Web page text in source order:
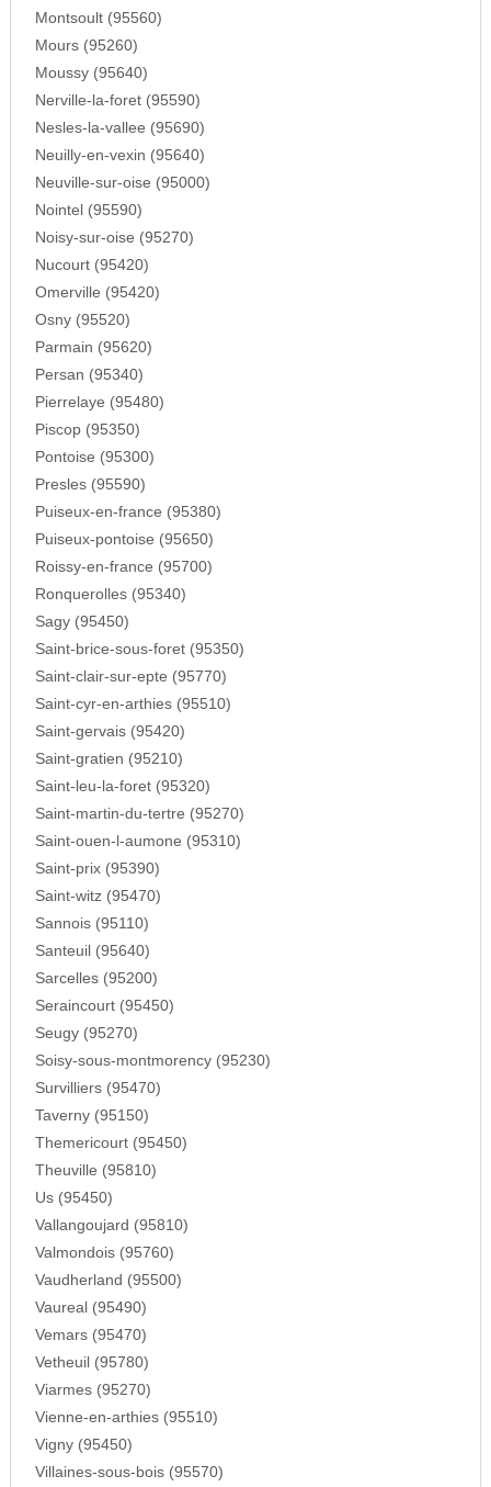
Montsoult (95560)
Mours (95260)
Moussy (95640)
Nerville-la-foret (95590)
Nesles-la-vallee (95690)
Neuilly-en-vexin (95640)
Neuville-sur-oise (95000)
Nointel (95590)
Noisy-sur-oise (95270)
Nucourt (95420)
Omerville (95420)
Osny (95520)
Parmain (95620)
Persan (95340)
Pierrelaye (95480)
Piscop (95350)
Pontoise (95300)
Presles (95590)
Puiseux-en-france (95380)
Puiseux-pontoise (95650)
Roissy-en-france (95700)
Ronquerolles (95340)
Sagy (95450)
Saint-brice-sous-foret (95350)
Saint-clair-sur-epte (95770)
Saint-cyr-en-arthies (95510)
Saint-gervais (95420)
Saint-gratien (95210)
Saint-leu-la-foret (95320)
Saint-martin-du-tertre (95270)
Saint-ouen-l-aumone (95310)
Saint-prix (95390)
Saint-witz (95470)
Sannois (95110)
Santeuil (95640)
Sarcelles (95200)
Seraincourt (95450)
Seugy (95270)
Soisy-sous-montmorency (95230)
Survilliers (95470)
Taverny (95150)
Themericourt (95450)
Theuville (95810)
Us (95450)
Vallangoujard (95810)
Valmondois (95760)
Vaudherland (95500)
Vaureal (95490)
Vemars (95470)
Vetheuil (95780)
Viarmes (95270)
Vienne-en-arthies (95510)
Vigny (95450)
Villaines-sous-bois (95570)